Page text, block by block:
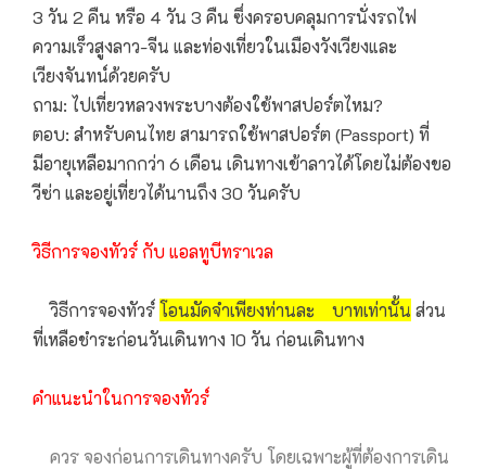
3 วัน 2 คืน หรือ 4 วัน 3 คืน ซึ่งครอบคลุมการนั่งรถไฟ
ความเร็วสูงลาว-จีน และท่องเที่ยวในเมืองวังเวียงและ
เวียงจันทน์ด้วยครับ
ถาม: ไปเที่ยวหลวงพระบางต้องใช้พาสปอร์ตไหม?
ตอบ: สำหรับคนไทย สามารถใช้พาสปอร์ต (Passport) ที่
มีอายุเหลือมากกว่า 6 เดือน เดินทางเข้าลาวได้โดยไม่ต้องขอ
วีซ่า และอยู่เที่ยวได้นานถึง 30 วันครับ
วิธีการจองทัวร์ กับ แอลทูบีทราเวล
วิธีการจองทัวร์โอนมัดจำเพียงท่านละ บาทเท่านั้น ส่วน
ที่เหลือชำระก่อนวันเดินทาง 10 วัน ก่อนเดินทาง
คำแนะนำในการจองทัวร์
ควร จองก่อนการเดินทางครับ โดยเฉพาะผู้ที่ต้องการเดิน